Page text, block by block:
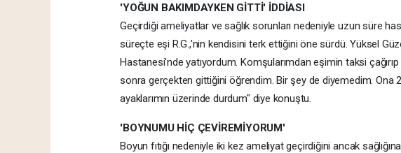
'YOĞUN BAKIMDAYKEN GİTTİ' İDDİASI
Geçirdiği ameliyatlar ve sağlık sorunları nedeniyle uzun süre
süreçte eşi R.G.,'nin kendisini terk ettiğini öne sürdü. Yüksel
Hastanesi'nde yatıyordum. Komşularımdan eşimin taksi
sonra gerçekten gittiğini öğrendim. Bir şey de diyemedim. Ona
ayaklarımın üzerinde durdum" diye konuştu.
'BOYNUMU HİÇ ÇEVİREMİYORUM'
Boyun fıtığı nedeniyle iki kez ameliyat geçirdiğini ancak